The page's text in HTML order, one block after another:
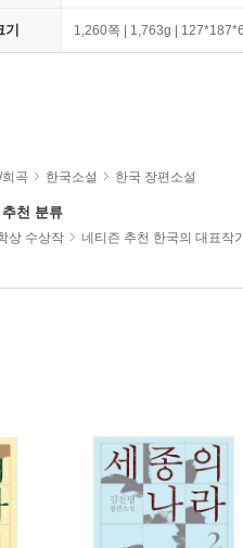
1,260쪽 | 1,763g |
곡 한국소설 한국 장편소설
천 분류
상 수상작 네티즌 추천 한국의 대표작